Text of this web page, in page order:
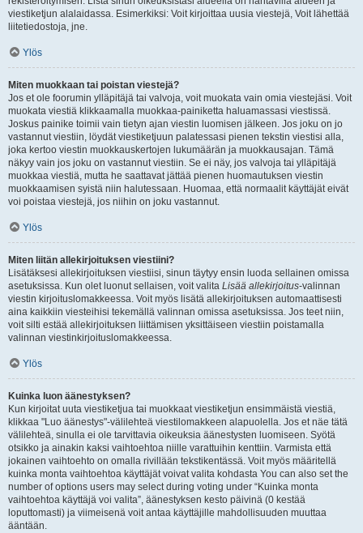
viestiketjun alalaidassa. Esimerkiksi: Voit kirjoittaa uusia viestejä, Voit lähettää
liitetiedostoja, jne.
Ylös
Miten muokkaan tai poistan viestejä?
Jos et ole foorumin ylläpitäjä tai valvoja, voit muokata vain omia viestejäsi. Voit
muokata viestiä klikkaamalla muokkaa-painiketta haluamassasi viestissä.
Joskus painike toimii vain tietyn ajan viestin luomisen jälkeen. Jos joku on jo
vastannut viestiin, löydät viestiketjuun palatessasi pienen tekstin viestisi alla,
joka kertoo viestin muokkauskertojen lukumäärän ja muokkausajan. Tämä
näkyy vain jos joku on vastannut viestiin. Se ei näy, jos valvoja tai ylläpitäjä
muokkaa viestiä, mutta he saattavat jättää pienen huomautuksen viestin
muokkaamisen syistä niin halutessaan. Huomaa, että normaalit käyttäjät eivät
voi poistaa viestejä, jos niihin on joku vastannut.
Ylös
Miten liitän allekirjoituksen viestiini?
Lisätäksesi allekirjoituksen viestiisi, sinun täytyy ensin luoda sellainen omissa
asetuksissa. Kun olet luonut sellaisen, voit valita Lisää allekirjoitus-valinnan
viestin kirjoituslomakkeessa. Voit myös lisätä allekirjoituksen automaattisesti
aina kaikkiin viesteihisi tekemällä valinnan omissa asetuksissa. Jos teet niin,
voit silti estää allekirjoituksen liittämisen yksittäiseen viestiin poistamalla
valinnan viestinkirjoituslomakkeessa.
Ylös
Kuinka luon äänestyksen?
Kun kirjoitat uuta viestiketjua tai muokkaat viestiketjun ensimmäistä viestiä,
klikkaa "Luo äänestys"-välilehteä viestilomakkeen alapuolella. Jos et näe tätä
välilehteä, sinulla ei ole tarvittavia oikeuksia äänestysten luomiseen. Syötä
otsikko ja ainakin kaksi vaihtoehtoa niille varattuihin kenttiin. Varmista että
jokainen vaihtoehto on omalla rivillään tekstikentässä. Voit myös määritellä
kuinka monta vaihtoehtoa käyttäjät voivat valita kohdasta You can also set the
number of options users may select during voting under “Kuinka monta
vaihtoehtoa käyttäjä voi valita”, äänestyksen kesto päivinä (0 kestää
loputtomasti) ja viimeisenä voit antaa käyttäjille mahdollisuuden muuttaa
ääntään.